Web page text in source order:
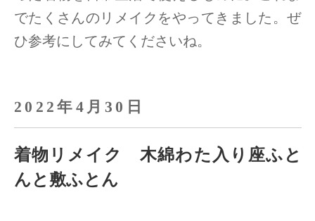
でたくさんのリメイクをやってきました。ぜ
ひ参考にしてみてくださいね。
2022年4月30日
着物リメイク 木綿わた入り座ふと
んと敷ふとん